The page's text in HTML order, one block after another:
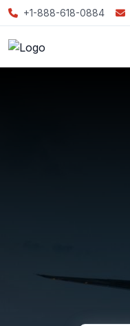
+1-888-618-0884